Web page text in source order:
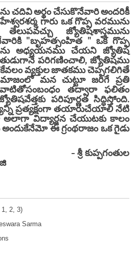
చదివి అర్థం చేసుకొనేవారి అందరికీ
గారు ఒక గొప్ప వరమును
జ్యోతిషశాస్త్రమును
"బృహత్సంహిత " ఒక గొప్ప
అధ్యయనము చేయని జ్యోతిష
పరిగణించాలి, జ్యోతిషము
వ్యక్తుల జాతకము చెప్పగలిగితే
మన చుట్టూ జరిగే ప్రతి
వాటితోసంబంధం తద్వారా ఫలితం
పరిపూర్ణత సిద్ధిస్తోంది.
ప్రత్యక్షంగా తయారుచేయాలి నేటి
విద్యార్జన చేయుటకు కాలం
ఈ గ్రంథరాజం ఒక గైడు
1, 2, 3)
Sarma